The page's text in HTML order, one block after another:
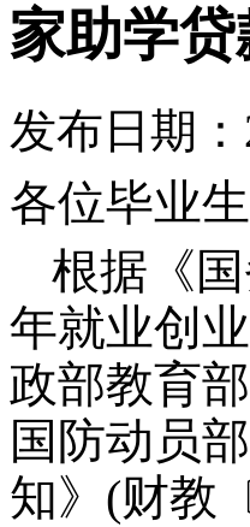
家助学
发布日期
各位毕业生
根据《
年就业创
政部教育
国防动员
知》(财教